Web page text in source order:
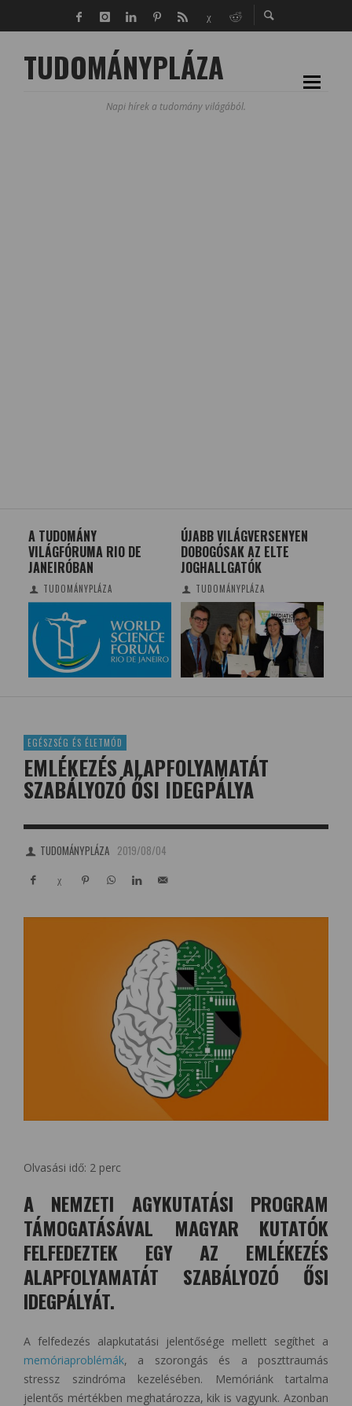
TUDOMÁNYPLÁZA
Napi hírek a tudomány világából.
A TUDOMÁNY
VILÁGFÓRUMA RIO DE
JANEIRÓBAN
TUDOMÁNYPLÁZA
ÚJABB VILÁGVERSENYEN
DOBOGÓSAK AZ ELTE
JOGHALLGATÓK
TUDOMÁNYPLÁZA
EGÉSZSÉG ÉS ÉLETMÓD
EMLÉKEZÉS ALAPFOLYAMATÁT
SZABÁLYOZÓ ŐSI IDEGPÁLYA
TUDOMÁNYPLÁZA 2019/08/04
Olvasási idő: 2 perc
A NEMZETI AGYKUTATÁSI PROGRAM
TÁMOGATÁSÁVAL MAGYAR KUTATÓK
FELFEDEZTEK EGY AZ EMLÉKEZÉS
ALAPFOLYAMATÁT SZABÁLYOZÓ ŐSI
IDEGPÁLYÁT.
A felfedezés alapkutatási jelentősége mellett segíthet a
memóriaproblémák, a szorongás és a poszttraumás
stressz szindróma kezelésében. Memóriánk tartalma
jelentős mértékben meghatározza, kik is vagyunk. Azonban